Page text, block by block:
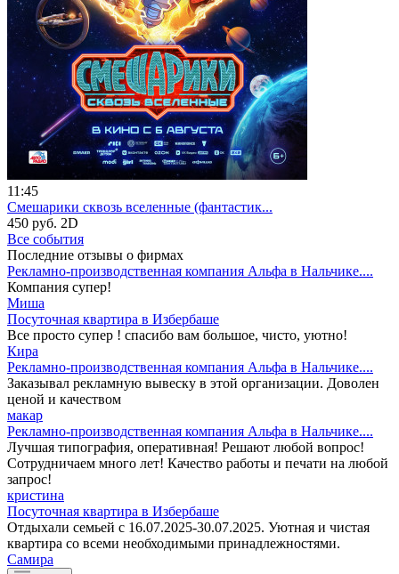
11:45
Смешарики сквозь вселенные (фантастик...
450 руб. 2D
Все события
Последние отзывы о фирмах
Рекламно-производственная компания Альфа в Нальчике....
Компания супер!
Миша
Посуточная квартира в Избербаше
Все просто супер ! спасибо вам большое, чисто, уютно!
Кира
Рекламно-производственная компания Альфа в Нальчике....
Заказывал рекламную вывеску в этой организации. Доволен
ценой и качеством
макар
Рекламно-производственная компания Альфа в Нальчике....
Лучшая типография, оперативная! Решают любой вопрос!
Сотрудничаем много лет! Качество работы и печати на любой
запрос!
кристина
Посуточная квартира в Избербаше
Отдыхали семьей с 16.07.2025-30.07.2025. Уютная и чистая
квартира со всеми необходимыми принадлежностями.
Самира